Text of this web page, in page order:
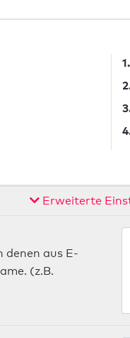
Erweiterte
denen aus E-
(z.B.